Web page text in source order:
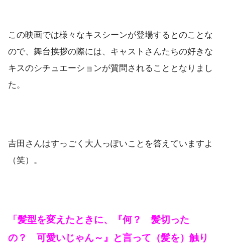
この映画では様々なキスシーンが登場するとのことな
ので、舞台挨拶の際には、キャストさんたちの好きな
キスのシチュエーションが質問されることとなりまし
た。
吉田さんはすっごく大人っぽいことを答えていますよ
（笑）。
「髪型を変えたときに、『何？ 髪切った
の？ 可愛いじゃん～』と言って（髪を）触り